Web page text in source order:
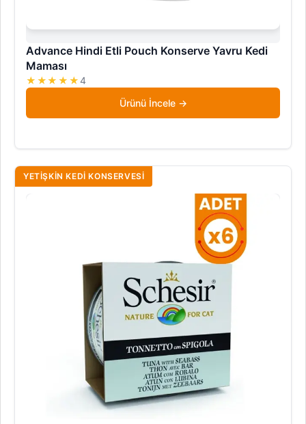
Advance Hindi Etli Pouch Konserve Yavru Kedi
Maması
★★★★★4
Ürünü İncele
YETIŞKIN KEDI KONSERVESI